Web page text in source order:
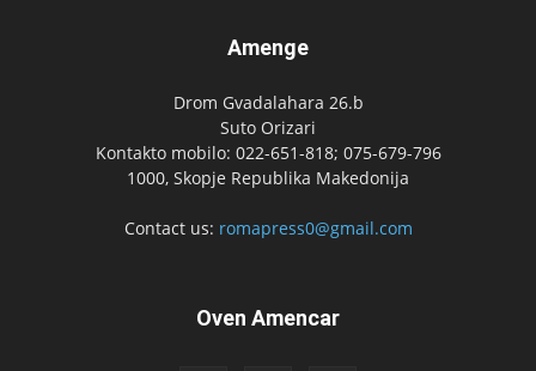
Amenge
Drom Gvadalahara 26.b
Suto Orizari
Kontakto mobilo: 022-651-818; 075-679-796
1000, Skopje Republika Makedonija
Contact us: romapress0@gmail.com
Oven Amencar